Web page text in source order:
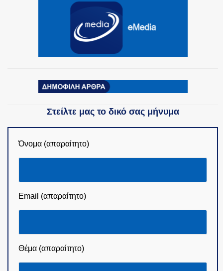
Στείλτε μας το δικό σας μήνυμα
Όνομα (απαραίτητο)
Email (απαραίτητο)
Θέμα (απαραίτητο)